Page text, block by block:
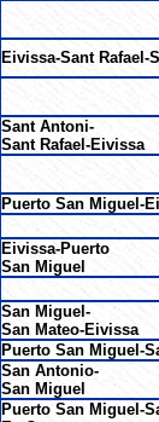
Eivissa-Sant Rafael-
Sant Antoni-
Sant Rafael-Eivissa
Puerto San Miguel-
Eivissa-Puerto
San Miguel
San Miguel-
San Mateo-Eivissa
Puerto San Miguel-
San Antonio-
San Miguel
Puerto San Miguel-